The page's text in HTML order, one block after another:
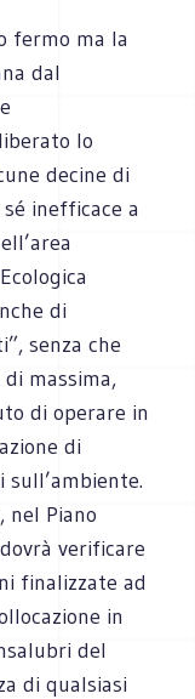
fermo ma la
dal
lo
decine di
inefficace a
di
senza che
massima,
di operare in
di
nel Piano
verificare
finalizzate ad
in
del
di qualsiasi